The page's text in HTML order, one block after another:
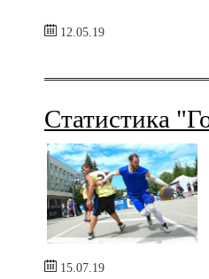
12.05.19
Статистика
15.07.19